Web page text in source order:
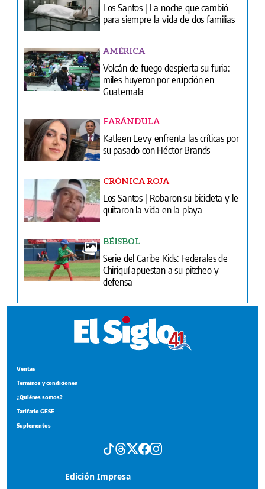
Los Santos | La noche que cambió
para siempre la vida de dos familias
AMÉRICA
Volcán de fuego despierta su furia:
miles huyeron por erupción en
Guatemala
FARÁNDULA
Katleen Levy enfrenta las críticas por
su pasado con Héctor Brands
CRÓNICA ROJA
Los Santos | Robaron su bicicleta y le
quitaron la vida en la playa
BÉISBOL
Serie del Caribe Kids: Federales de
Chiriquí apuestan a su pitcheo y
defensa
Ventas
Terminos y condiciones
¿Quiénes somos?
Tarifario GESE
Suplementos
Edición Impresa